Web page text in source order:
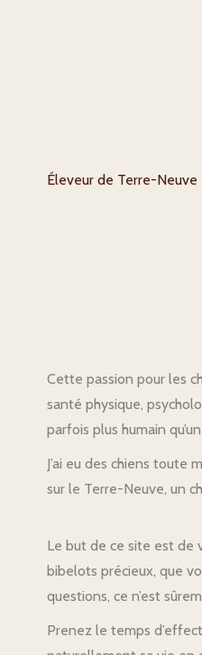
Éleveur de Terre-Neuve
Cette passion pour les
santé physique,
parfois plus humain
J’ai eu des chiens toute
sur le Terre-Neuve, un
Le but de ce site est de
bibelots précieux, que
questions, ce n’est
Prenez le temps